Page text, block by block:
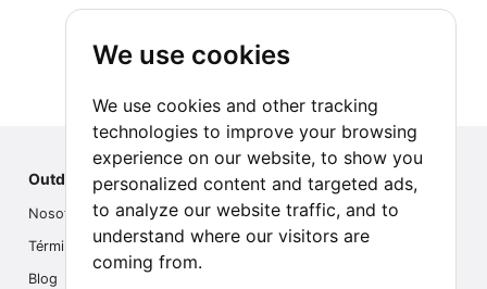
We use cookies
We use cookies and other tracking
technologies to improve your browsing
experience on our website, to show you
personalized content and targeted ads,
to analyze our website traffic, and to
understand where our visitors are
coming from.
Outdoor Index
Nosotros
Términos
Blog